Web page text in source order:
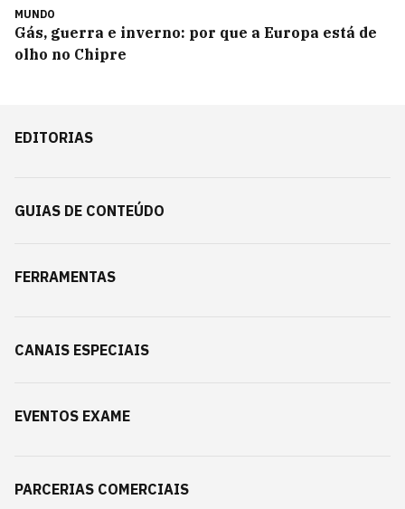
MUNDO
Gás, guerra e inverno: por que a Europa está de
olho no Chipre
EDITORIAS
GUIAS DE CONTEÚDO
FERRAMENTAS
CANAIS ESPECIAIS
EVENTOS EXAME
PARCERIAS COMERCIAIS